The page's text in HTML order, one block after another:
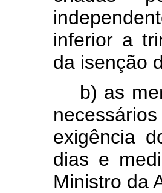
inferior a
da isenção
b) as
exigência
dias e
Ministro da